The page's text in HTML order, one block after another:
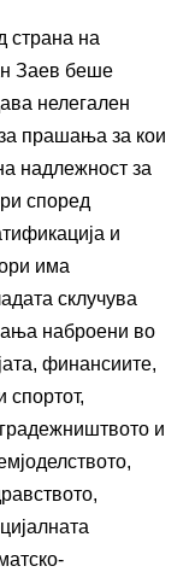
страна на
Заев беше
нелегален
прашања за кои
надлежност за
според
и
има
склучува
наброени во
финансиите,
спортот,
и